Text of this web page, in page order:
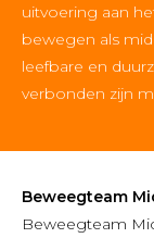
uitvoering aan
bewegen als
leefbare en
verbonden zijn
Beweegteam
Beweegteam